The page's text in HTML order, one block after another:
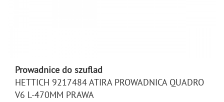
Prowadnice do szuflad
HETTICH 9217484 ATIRA PROWADNICA QUADRO
V6 L-470MM PRAWA